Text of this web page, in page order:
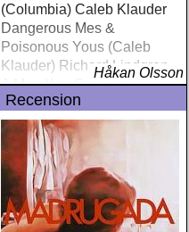
(Columbia) Caleb Klauder
Dangerous Mes &
Poisonous Yous (Caleb
Klauder) Richard Lindgren
A Man You Can Hate
(Rootsy
Håkan Olsson
Recension